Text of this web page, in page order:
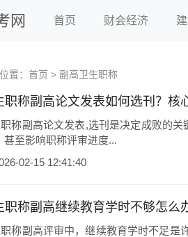
网 首页 财会经济
置： 首页 > 副高卫生职称
职称副高论文发表如何选刊？核
称副高论文发表,选刊是决定成败的
甚至影响职称评审进度...
02-15 12:41:40
职称副高继续教育学时不够怎么
称副高评审中，继续教育学时不足是